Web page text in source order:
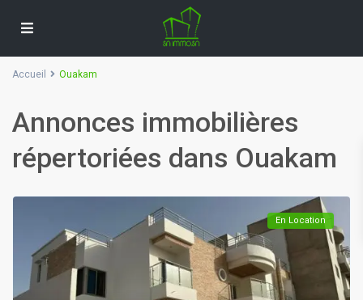
Accueil Ouakam
Annonces immobilières
répertoriées dans Ouakam
En Location